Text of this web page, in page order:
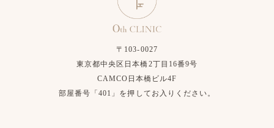
〒103-0027
東京都中央区日本橋2丁目16番9号
CAMCO日本橋ビル4F
部屋番号「401」を押してお入りください。